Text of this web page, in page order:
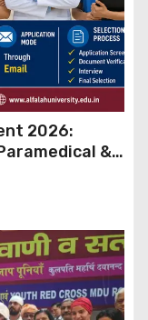
2026:
&
Email